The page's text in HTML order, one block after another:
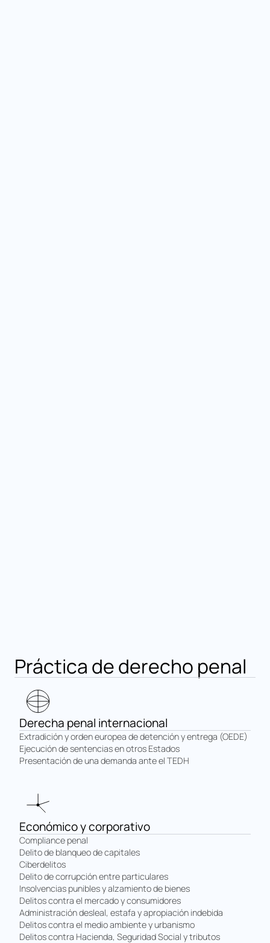
Práctica de derecho penal
Derecha penal internacional
Extradición y orden europea de detención y entrega (OEDE)
Ejecución de sentencias en otros Estados
Presentación de una demanda ante el TEDH
Económico y corporativo
Compliance penal
Delito de blanqueo de capitales
Ciberdelitos
Delito de corrupción entre particulares
Insolvencias punibles y alzamiento de bienes
Delitos contra el mercado y consumidores
Administración desleal, estafa y apropiación indebida
Delitos contra el medio ambiente y urbanismo
Delitos contra Hacienda, Seguridad Social y tributos